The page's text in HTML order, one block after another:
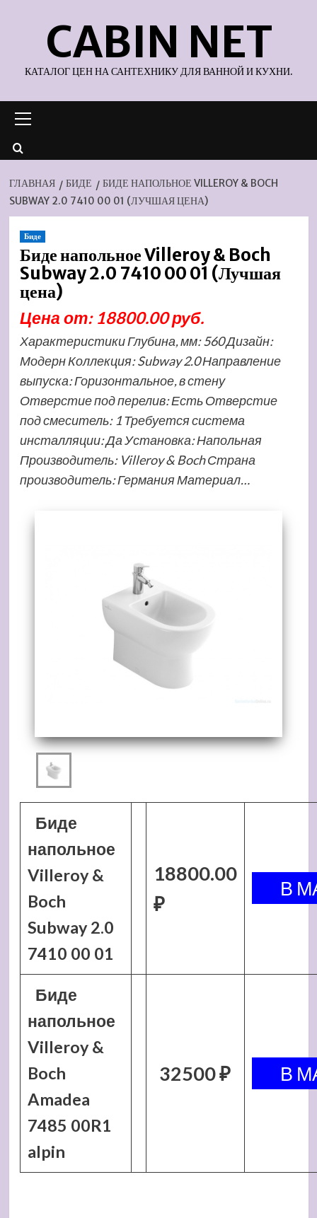
содержимомуCABIN NET
КАТАЛОГ ЦЕН НА САНТЕХНИКУ ДЛЯ ВАННОЙ И КУХНИ.
меню
ГЛАВНАЯ БИДЕ
БИДЕ НАПОЛЬНОЕ VILLEROY & BOCH
SUBWAY 2.0 7410 00 01 (ЛУЧШАЯ ЦЕНА)
Биде
Биде напольное Villeroy & Boch
Subway 2.0 7410 00 01 (Лучшая
цена)
Цена от: 18800.00 руб.
Характеристики Глубина, мм: 560 Дизайн:
Модерн Коллекция: Subway 2.0 Направление
выпуска: Горизонтальное, в стену
Отверстие под перелив: Есть Отверстие
под смеситель: 1 Требуется система
инсталляции: Да Установка: Напольная
Производитель: Villeroy & Boch Страна
производитель: Германия Материал…
Биде
напольное
Villeroy &
Boch
Subway 2.0
7410 00 01
18800.00
₽
Биде
напольное
Villeroy &
Boch
Amadea
7485 00R1
alpin
32500 ₽